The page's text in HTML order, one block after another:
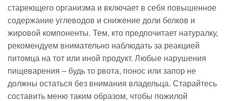
стареющего организма и включает в себя повышенное
содержание углеводов и снижение доли белков и
жировой компоненты. Тем, кто предпочитает натуралку,
рекомендуем внимательно наблюдать за реакцией
питомца на тот или иной продукт. Любые нарушения
пищеварения – будь то рвота, понос или запор не
должны остаться без внимания владельца. Старайтесь
составить меню таким образом, чтобы пожилой